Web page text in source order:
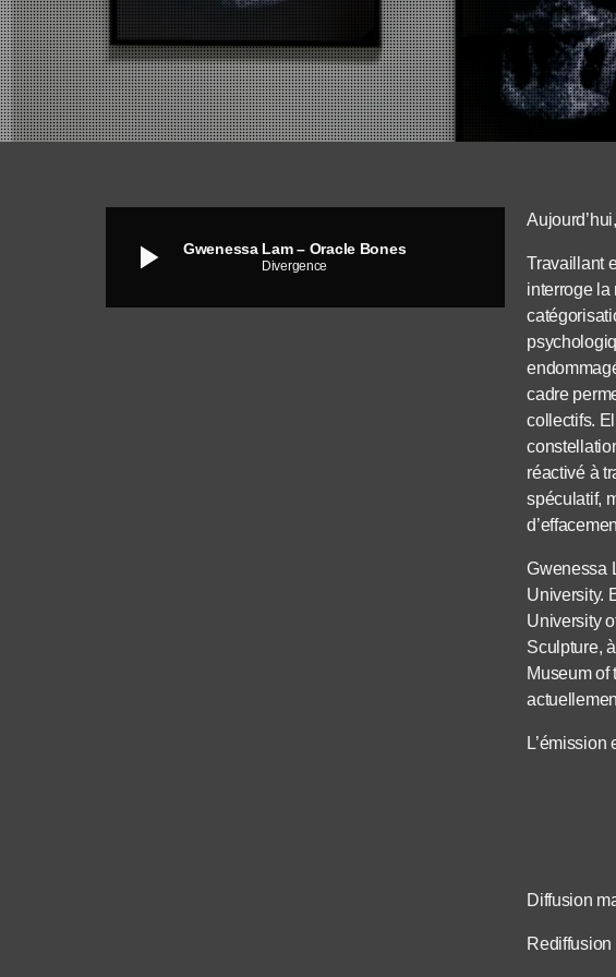
play_arrow Gwenessa Lam – Oracle Bones
Divergence
Travaillant
interroge la
cadre
collectifs.
réactivé à
spéculatif,
Gwenessa
University.
University
Sculpture,
Museum of
L’émission
Diffusion